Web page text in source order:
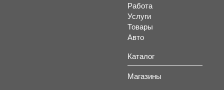
Работа
Услуги
Товары
Авто
Каталог
Магазины